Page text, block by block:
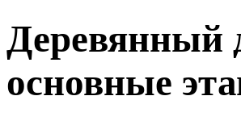
Деревянный
основные